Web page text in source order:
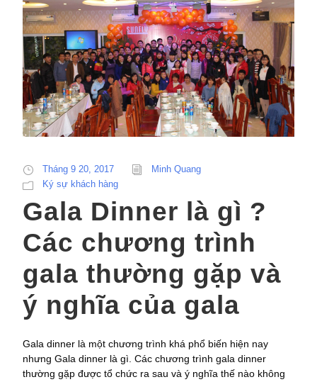
Tháng 9 20, 2017
Minh Quang
Ký sự khách hàng
Gala Dinner là gì ?
Các chương trình
gala thường gặp và
ý nghĩa của gala
Gala dinner là một chương trình khá phổ biến hiện nay
nhưng Gala dinner là gì. Các chương trình gala dinner
thường gặp được tổ chức ra sau và ý nghĩa thế nào không